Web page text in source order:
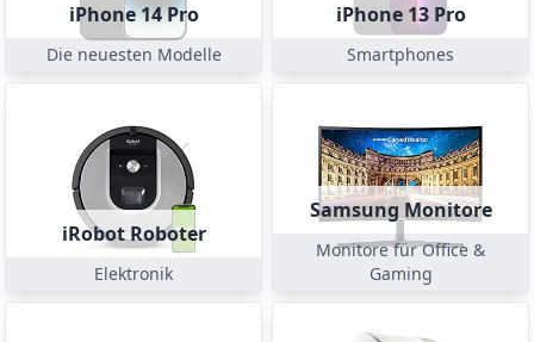
iPhone 14 Pro
Die neuesten Modelle
iPhone 13 Pro
Smartphones
iRobot Roboter
Elektronik
Samsung Monitore
Monitore für Office &
Gaming